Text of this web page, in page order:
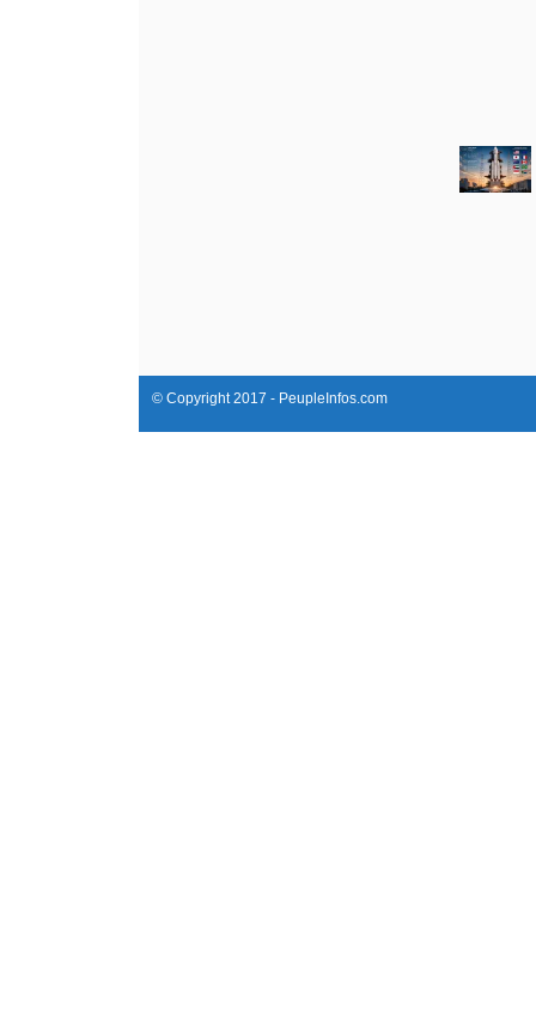
© Copyright 2017 - PeupleInfos.com